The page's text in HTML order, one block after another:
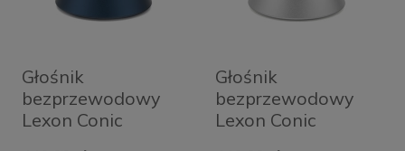
Głośnik
bezprzewodowy
Lexon Conic
Głośnik
bezprzewodowy
Lexon Conic